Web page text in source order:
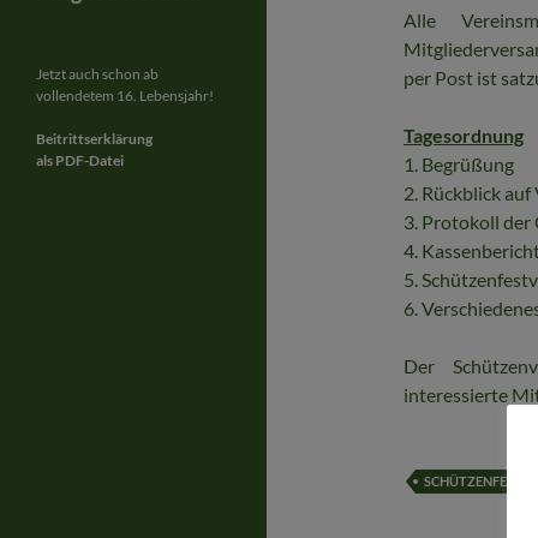
Alle
per Post ist
Tagesordnung
1. Begrüßung
2. Rückblick
3. Protokoll der
4.
5.
6.
Der
interessierte
SCHÜTZENFEST
Jetzt auch schon ab
vollendetem 16. Lebensjahr!
Beitrittserklärung
als PDF-Datei